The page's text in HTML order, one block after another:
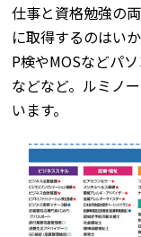
仕事と資格勉強の
に取得するのはい
P検やMOSなどパ
などなど。ルミノ
います。